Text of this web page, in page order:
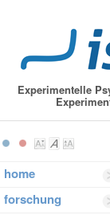
Experimentelle
home
forschung